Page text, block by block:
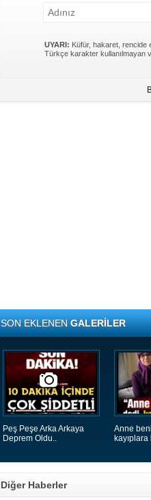
UYARI: Küfür, hakaret, rencide
Türkçe karakter kullanılmayan
SON EKLENENGALERİLER
Peş Peşe Arka Arkaya
Deprem Oldu..
Anne
kayıplara
Diğer Haberler